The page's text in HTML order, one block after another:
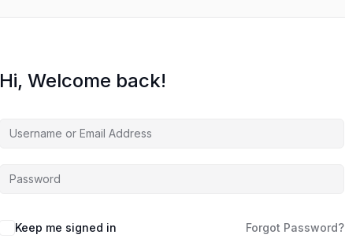
Hi, Welcome back!
Keep me signed in Forgot Password?